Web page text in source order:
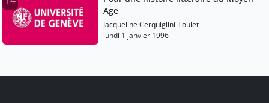
Age
Jacqueline Cerquiglini-Toulet
lundi 1 janvier 1996